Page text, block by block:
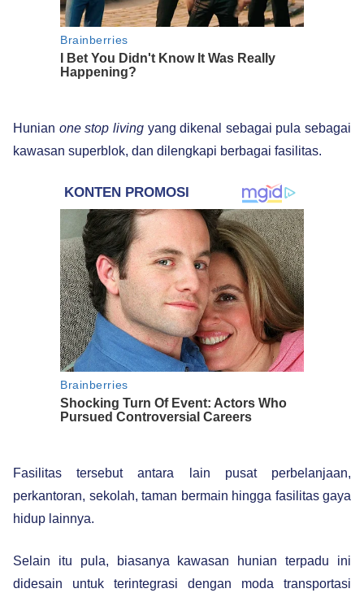
Hunian one stop livingyang dikenal sebagai pula sebagai
kawasan superblok, dan dilengkapi berbagai fasilitas.
Fasilitas tersebut antara lain pusat perbelanjaan,
perkantoran, sekolah, taman bermain hingga fasilitas gaya
hidup lainnya.
Selain itu pula, biasanya kawasan hunian terpadu ini
didesain untuk terintegrasi dengan moda transportasi